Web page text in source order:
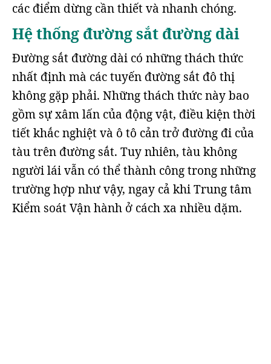
các điểm dừng cần thiết và nhanh chóng.
Hệ thống đường sắt đường dài
Đường sắt đường dài có những thách thức
nhất định mà các tuyến đường sắt đô thị
không gặp phải. Những thách thức này bao
gồm sự xâm lấn của động vật, điều kiện thời
tiết khắc nghiệt và ô tô cản trở đường đi của
tàu trên đường sắt. Tuy nhiên, tàu không
người lái vẫn có thể thành công trong những
trường hợp như vậy, ngay cả khi Trung tâm
Kiểm soát Vận hành ở cách xa nhiều dặm.